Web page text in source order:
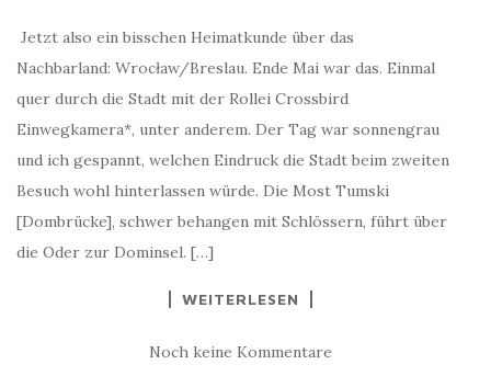
Jetzt also ein bisschen Heimatkunde über das
Nachbarland: Wrocław/Breslau. Ende Mai war das. Einmal
quer durch die Stadt mit der Rollei Crossbird
Einwegkamera*, unter anderem. Der Tag war sonnengrau
und ich gespannt, welchen Eindruck die Stadt beim zweiten
Besuch wohl hinterlassen würde. Die Most Tumski
[Dombrücke], schwer behangen mit Schlössern, führt über
die Oder zur Dominsel. […]
WEITERLESEN
Noch keine Kommentare